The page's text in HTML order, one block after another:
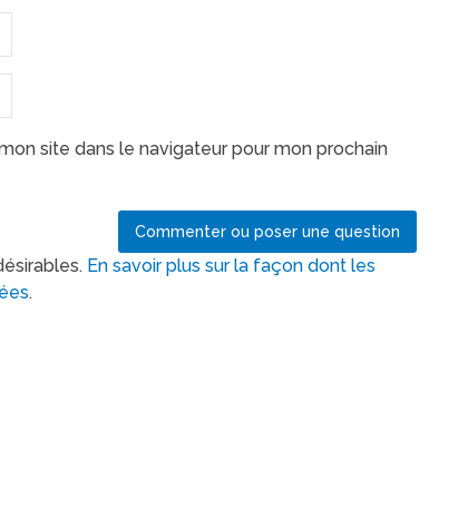
site dans le navigateur pour mon prochain
En savoir plus sur la façon dont les
.